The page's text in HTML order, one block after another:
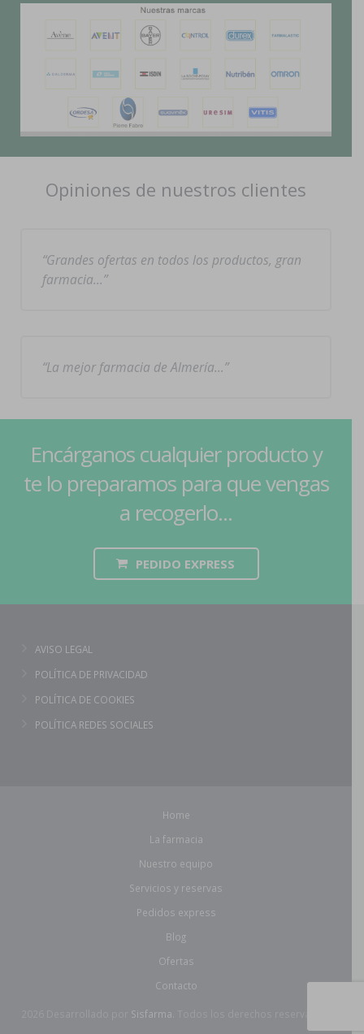
Opiniones de nuestros clientes
Grandes ofertas en todos los productos, gran
farmacia…
La mejor farmacia de Almería…
Encárganos cualquier producto y
te lo preparamos para que vengas
a recogerlo...
PEDIDO EXPRESS
AVISO LEGAL
POLÍTICA DE PRIVACIDAD
POLÍTICA DE COOKIES
POLÍTICA REDES SOCIALES
Home
La farmacia
Nuestro equipo
Servicios y reservas
Pedidos express
Blog
Ofertas
Contacto
Sisfarma.